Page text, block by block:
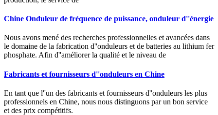
Chine Onduleur de fréquence de puissance, onduleur d''énergie
Nous avons mené des recherches professionnelles et avancées dans
le domaine de la fabrication d''onduleurs et de batteries au lithium fer
phosphate. Afin d''améliorer la qualité et le niveau de
Fabricants et fournisseurs d''onduleurs en Chine
En tant que l''un des fabricants et fournisseurs d''onduleurs les plus
professionnels en Chine, nous nous distinguons par un bon service
et des prix compétitifs.